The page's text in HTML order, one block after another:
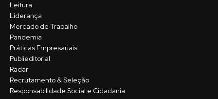
Leitura
Liderança
Mercado de Trabalho
Pandemia
Práticas Empresariais
Publieditorial
Radar
Recrutamento & Seleção
Responsabilidade Social e Cidadania